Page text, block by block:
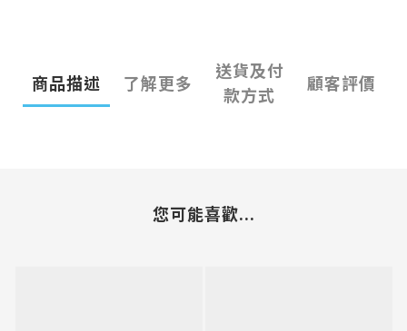
商品描述 了解更多
送貨及付
款方式
顧客評價
您可能喜歡...